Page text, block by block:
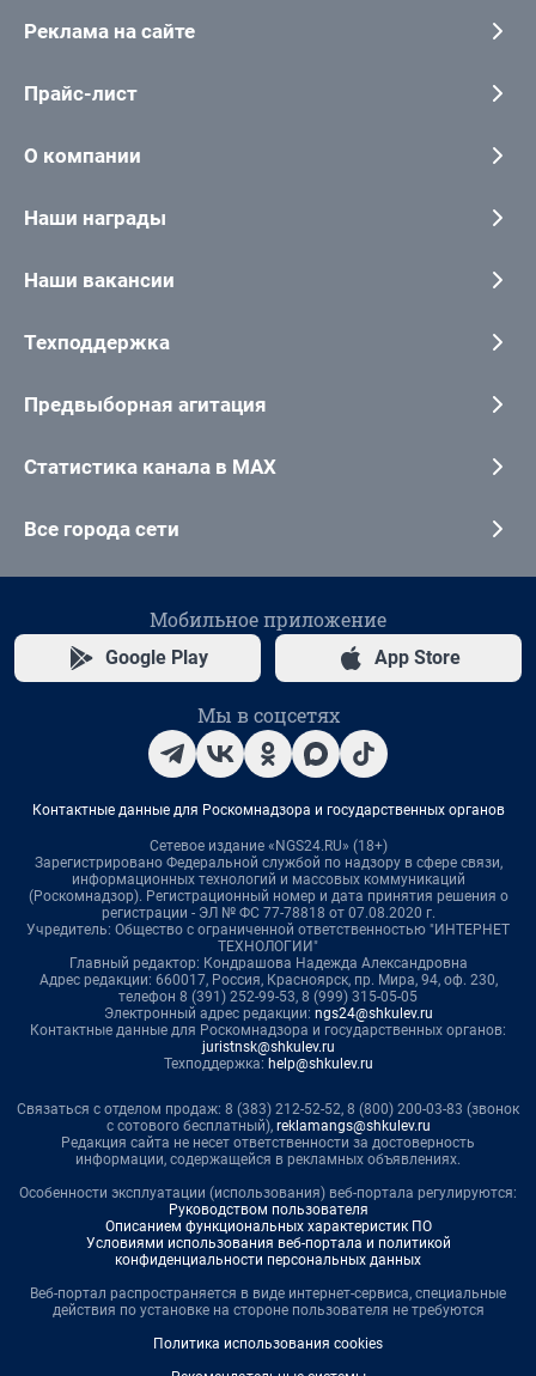
Реклама на сайте
Прайс-лист
О компании
Наши награды
Наши вакансии
Техподдержка
Предвыборная агитация
Статистика канала в MAX
Все города сети
Мобильное приложение
Google Play App Store
Мы в соцсетях
Контактные данные для Роскомнадзора и государственных органов
Сетевое издание «NGS24.RU» (18+)
Зарегистрировано Федеральной службой по надзору в сфере связи,
информационных технологий и массовых коммуникаций
(Роскомнадзор). Регистрационный номер и дата принятия решения о
регистрации - ЭЛ № ФС 77-78818 от 07.08.2020 г.
Учредитель: Общество с ограниченной ответственностью "ИНТЕРНЕТ
ТЕХНОЛОГИИ"
Главный редактор: Кондрашова Надежда Александровна
Адрес редакции: 660017, Россия, Красноярск, пр. Мира, 94, оф. 230,
телефон 8 (391) 252-99-53, 8 (999) 315-05-05
Электронный адрес редакции: ngs24@shkulev.ru
Контактные данные для Роскомнадзора и государственных органов:
juristnsk@shkulev.ru
Техподдержка: help@shkulev.ru
Связаться с отделом продаж: 8 (383) 212-52-52, 8 (800) 200-03-83 (звонок
с сотового бесплатный), reklamangs@shkulev.ru
Редакция сайта не несет ответственности за достоверность
информации, содержащейся в рекламных объявлениях.
Особенности эксплуатации (использования) веб-портала регулируются:
Руководством пользователя
Описанием функциональных характеристик ПО
Условиями использования веб-портала и политикой
конфиденциальности персональных данных
Веб-портал распространяется в виде интернет-сервиса, специальные
действия по установке на стороне пользователя не требуются
Политика использования cookies